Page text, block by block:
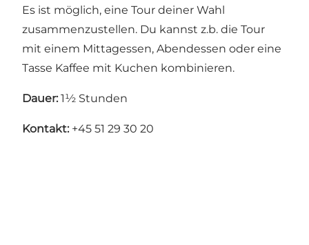
Es ist möglich, eine Tour deiner Wahl
zusammenzustellen. Du kannst z.b. die Tour
mit einem Mittagessen, Abendessen oder eine
Tasse Kaffee mit Kuchen kombinieren.
Dauer: 1½ Stunden
Kontakt: +45 51 29 30 20